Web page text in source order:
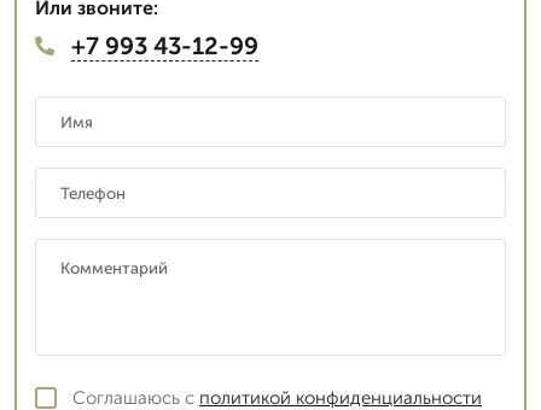
Или звоните:
+7 993 43-12-99
Соглашаюсь с политикой конфиденциальности